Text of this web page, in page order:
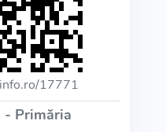
17771
- Primăria